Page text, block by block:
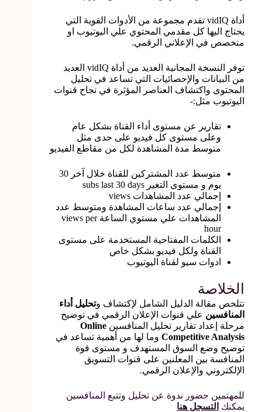
أداة vidIQ تقدم مجموعة من الأدوات القوية التي
يحتاج اليها كل مقدمي المحتوي علي اليوتيوب او
متخصص في الإعلاني الرقمي.
توفر النسخة المجانية العديد من أداة vidIQ العديد
من البيانات والإحصائيات التي تساعد في تحليل
المحتوى واكتشاف العناصر المؤثرة في نجاح قنوات
اليوتيوب مثل:-
تقارير عن مستوى أداء القناة بشكل عام
وعلى مستوى كل فيديو على حدى مثل
متوسط مدة المشاهدة لكل من مقاطع الفيديو
متوسط عدد المشتركين للقناة خلال آخر 30
يوم و مستوى التغير subs last 30 days
إجمالي عدد المشاهدات views
إجمالي عدد ساعات المشاهدة ومتوسط عدد
المشاهدات علي مستوي الساعة views per
hour
الكلمات المفتاحية المستخدمة على مستوى
القناة ولكل فيديو بشكل خاص
ادوات سيو لقناة اليوتيوب
الخلاصة
تتلخص مقالة الدليل الشامل لإكتشاف وتحليل أداء
المنافسين علي قنوات الإعلان الرقمي في توضيح
مرحلة إعداد تقارير تحليل المنافسين Online
Competitive Analysis وما لها من أهمية تساعد في
توضيح وضع السوق المستهدف و مستوى قوة
المنافسة بين المعلنين على قنوات التسويق
الإلكتروني والإعلان الرقمي.
للمهتمين حضور ندوة عن تحليل وتتبع المنافسين
يمكنك التسجل هنا